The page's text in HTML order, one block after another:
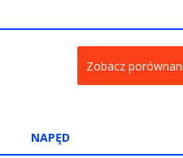
Zobacz
NAPĘD